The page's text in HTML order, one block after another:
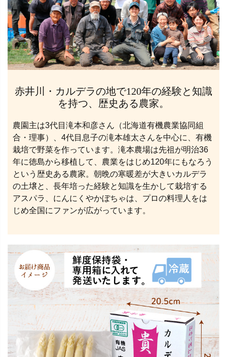
赤井川・カルデラの地で120年の経験と知識
を持つ、歴史ある農家。
農園主は3代目滝本和彦さん（北海道有機農業協同組
合・理事）、4代目息子の滝本雄太さんを中心に、有機
栽培で野菜を作っています。滝本農場は先祖が明治36
年に徳島から移植して、農業をはじめ120年にもなろう
という歴史ある農家。朝晩の寒暖差が大きいカルデラ
の土壌と、長年培った経験と知識を生かして栽培する
アスパラ、にんにくやかぼちゃは、プロの料理人をは
じめ全国にファンが広がっています。